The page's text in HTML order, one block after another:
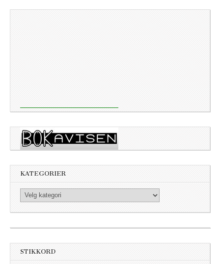
KATEGORIER
Kategorier
STIKKORD